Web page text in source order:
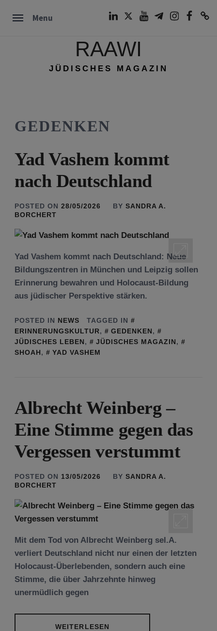
Menu
RAAWI
JÜDISCHES MAGAZIN
GEDENKEN
Yad Vashem kommt
nach Deutschland
POSTED ON 28/05/2026 BY SANDRA A.
BORCHERT
Yad Vashem kommt nach Deutschland: Neue
Bildungszentren in München und Leipzig sollen
Erinnerung bewahren und Holocaust-Bildung
aus jüdischer Perspektive stärken.
POSTED IN NEWS
TAGGED IN
ERINNERUNGSKULTUR, GEDENKEN,
JÜDISCHES LEBEN, JÜDISCHES MAGAZIN,
SHOAH, YAD VASHEM
Albrecht Weinberg –
Eine Stimme gegen das
Vergessen verstummt
POSTED ON 13/05/2026 BY SANDRA A.
BORCHERT
Mit dem Tod von Albrecht Weinberg sel.A.
verliert Deutschland nicht nur einen der letzten
Holocaust-Überlebenden, sondern auch eine
Stimme, die über Jahrzehnte hinweg
unermüdlich gegen
WEITERLESEN